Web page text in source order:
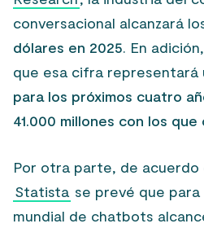
conversacional alcanzará
dólares en 2025. En
que esa cifra representará
para los próximos cuatro
41.000 millones con los que
Por otra parte, de acuerdo
Statista se prevé que para
mundial de chatbots